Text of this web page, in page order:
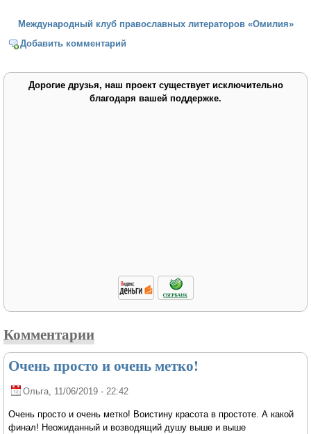
Международный клуб православных литераторов «Омилия»
Добавить комментарий
Дорогие друзья, наш проект существует исключительно
благодаря вашей поддержке.
Комментарии
Очень просто и очень метко!
Ольга, 11/06/2019 - 22:42
Очень просто и очень метко! Воистину красота в простоте. А какой
финал! Неожиданный и возводящий душу выше и выше